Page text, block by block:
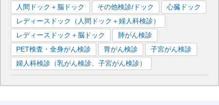
人間ドック＋脳ドック
その他検診/ドック
心臓ドック
レディースドック（人間ドック＋婦人科検診）
レディースドック＋脳ドック
肺がん検診
PET検査・全身がん検診
胃がん検診
子宮がん検診
婦人科検診（乳がん検診、子宮がん検診）